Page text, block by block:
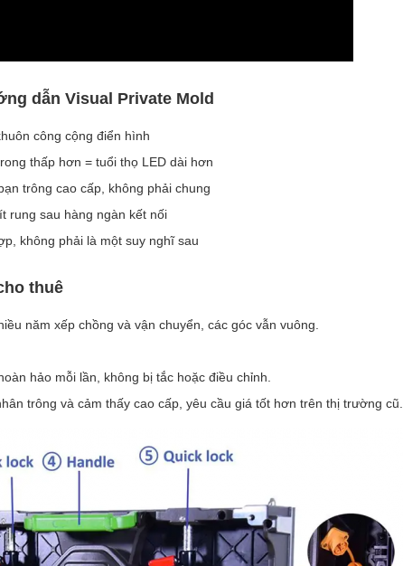
dẫn Visual Private Mold
công cộng điển hình
thấp hơn = tuổi thọ LED dài hơn
trông cao cấp, không phải chung
rung sau hàng ngàn kết nối
không phải là một suy nghĩ sau
thuê
năm xếp chồng và vận chuyển, các góc vẫn vuông.
hảo mỗi lần, không bị tắc hoặc điều chỉnh.
trông và cảm thấy cao cấp, yêu cầu giá tốt hơn trên thị trường cũ.